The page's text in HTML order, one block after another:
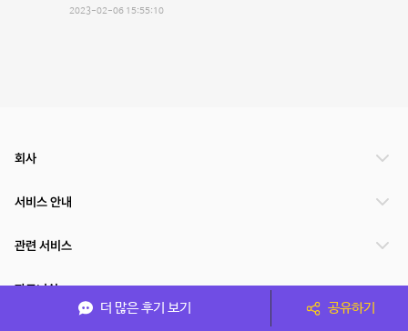
2023-02-06 15:55:10
더 많은 후기 보기 공유하기
회사
서비스 안내
관련 서비스
파트너쉽